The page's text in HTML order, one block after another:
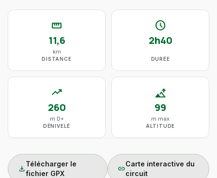
straighten
11,6
km
DISTANCE
schedule
2h40
DURÉE
trending_up
260
m D+
DÉNIVELÉ
altitude
99
m max
ALTITUDE
download
Télécharger le
fichier GPX
link
Carte interactive du
circuit